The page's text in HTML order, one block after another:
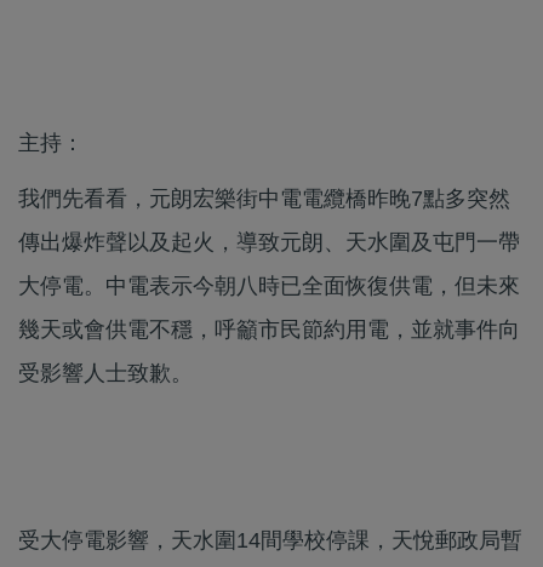
主持：
我們先看看，元朗宏樂街中電電纜橋昨晚7點多突然
傳出爆炸聲以及起火，導致元朗、天水圍及屯門一帶
大停電。中電表示今朝八時已全面恢復供電，但未來
幾天或會供電不穩，呼籲市民節約用電，並就事件向
受影響人士致歉。
受大停電影響，天水圍14間學校停課，天悅郵政局暫